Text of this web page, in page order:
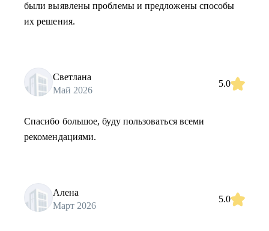
были выявлены проблемы и предложены способы
их решения.
Светлана
Май 2026
5.0
Спасибо большое, буду пользоваться всеми
рекомендациями.
Алена
Март 2026
5.0